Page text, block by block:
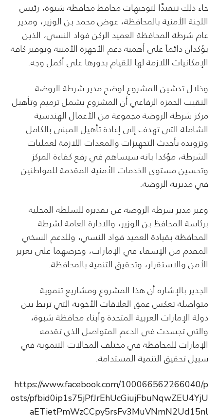
جاء ذلك تنفيذًا لتوجيهات محافظ محافظة شبوة، رئيس
اللجنة الأمنية بالمحافظة، عوض محمد بن الوزير، ومدير
عام شرطة المحافظة العميد الركن فواد النسي، الذين
يؤكدان دائماً على أهمية دعم الأجهزة الأمنية وتوفير كافة
الإمكانيات اللازمة لها للقيام بدورها على أكمل وجه.
وخلال تدشين المشروع اوضح مدير شرطة الروضة
النقيب الحمزه الرفاعي أن المشروع يشمل ترميم وتأهيل
مركز شرطة الروضة مجموعة من الأعمال الهندسية
الشاملة التي تهدف إلى إعادة تأهيل المبنى بالكامل
وتزويده بأحدث التجهيزات والمعدات اللازمة لعمليات
الشرطة، مؤكدا بانه سيساهم في رفع كفاءة المركز
وتحسين مستوى الخدمات الأمنية المقدمة للمواطنين
في مديرية الروضة.
وعبر مدير شرطة الروضة عن تقديره للسلطة المحلية
برئاسة المحافظ بن الوزير، والادارة العامة لشرطة
المحافظة بقيادة العميد فواد النسي، وللدعم السخي
المقدم من الإشقاء في الإمارات، وحرصهما على تعزيز
الأمن والاستقرار، وتحقيق التنمية بالمحافظة.
الجدير بالإشاره أن هذا المشروع ومشاريع تنموية
متواصلة تعكس عمق العلاقات الأخوية التي تربط بين
دولة الإمارات العربية المتحدة وأبناء محافظة شبوة،
والتي تجسدت في الدعم المتواصل الذي تقدمه
الإمارات للمحافظة في مختلف المجالات التنموية في
سبيل تحقيق التنمية المستدامة.
https://www.facebook.com/100066562266040/p
osts/pfbid0ip1s75jPfJrEhUcGiujFbuNqwZEU4YjU
aETietPmWzCCpy5rsFv3MuVNmN2Ud15nl